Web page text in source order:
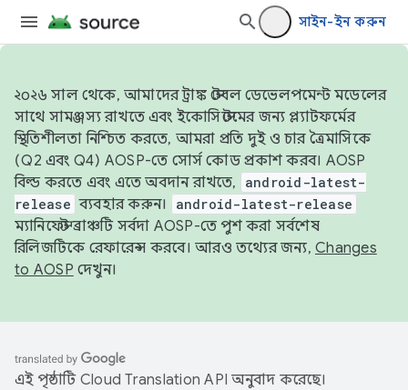
সাইন-ইন করুন
২০২৬ সাল থেকে, আমাদের ট্রাঙ্ক স্টেবল ডেভেলপমেন্ট মডেলের
সাথে সামঞ্জস্য রাখতে এবং ইকোসিস্টেমের জন্য প্ল্যাটফর্মের
স্থিতিশীলতা নিশ্চিত করতে, আমরা প্রতি দুই ও চার ত্রৈমাসিকে
(Q2 এবং Q4) AOSP-তে সোর্স কোড প্রকাশ করব। AOSP
বিল্ড করতে এবং এতে অবদান রাখতে,
android-latest-
release ব্যবহার করুন। android-latest-release
ম্যানিফেস্ট ব্রাঞ্চটি সর্বদা AOSP-তে পুশ করা সর্বশেষ
রিলিজটিকে রেফারেন্স করবে। আরও তথ্যের জন্য, Changes
to AOSP দেখুন।
এই পৃষ্ঠাটি Cloud Translation API অনুবাদ করেছে।